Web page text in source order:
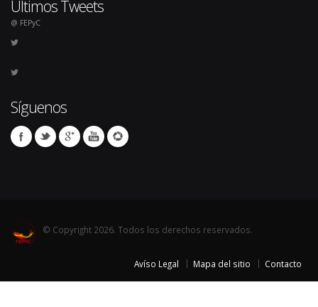
Últimos Tweets
@ FEPyC
Síguenos
© Copyright 2026. Todos los derechos reservados.
Avíso Legal Mapa del sitio Contacto